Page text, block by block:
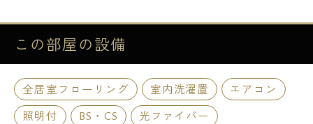
この部屋の設備
全居室フローリング 室内洗濯置
エアコン
照明付
BS・CS
光ファイバー